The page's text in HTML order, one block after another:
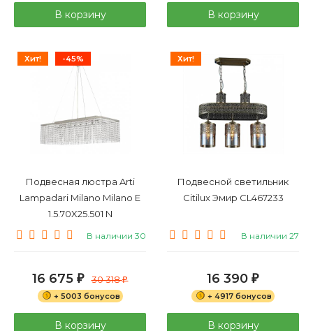
В корзину В корзину
Хит! -45%
Подвесная люстра Arti
Lampadari Milano Milano E
1.5.70X25.501 N
В наличии 30
16 675 ₽ 30 318₽
+ 5003 бонусов
В корзину
Хит!
Подвесной светильник
Citilux Эмир CL467233
В наличии 27
16 390 ₽
+ 4917 бонусов
В корзину